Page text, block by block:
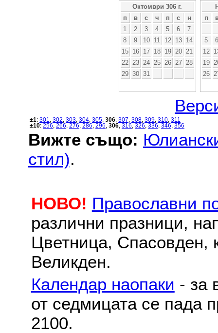
Октомври 306 г.
п
в с ч п с
н
1
2 3 4 5 6
7
8
9 10 11 12 13
14
15
16 17 18 19 20
21
22
23 24 25 26 27
28
29 30 31
п
5
6
12
19
26
±1: 301 302 303 304 305 306 307 308 309 310 311
±10: 256 266 276 286 296 306 316 326 336 346 356
Вижте също:
стил).
НОВО! Православни
различни празници,
Цветница, Спасовден,
Великден.
Календар наопаки - за
от седмицата се пада
2100.